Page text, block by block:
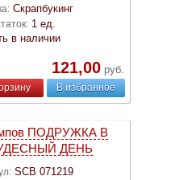
Скрапбукинг
1 ед.
в наличии
121,00руб.
В избранное
ПОДРУЖКА В
ДЕНЬ
SCB 071219